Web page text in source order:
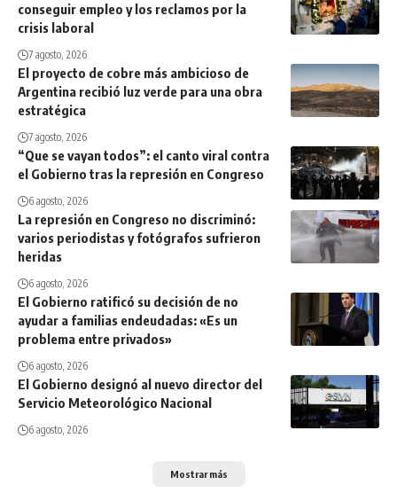
conseguir empleo y los reclamos por la
crisis laboral
7 agosto, 2026
El proyecto de cobre más ambicioso de
Argentina recibió luz verde para una obra
estratégica
7 agosto, 2026
“Que se vayan todos”: el canto viral contra
el Gobierno tras la represión en Congreso
6 agosto, 2026
La represión en Congreso no discriminó:
varios periodistas y fotógrafos sufrieron
heridas
6 agosto, 2026
El Gobierno ratificó su decisión de no
ayudar a familias endeudadas: «Es un
problema entre privados»
6 agosto, 2026
El Gobierno designó al nuevo director del
Servicio Meteorológico Nacional
6 agosto, 2026
Mostrar más